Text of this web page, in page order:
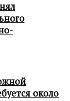
около